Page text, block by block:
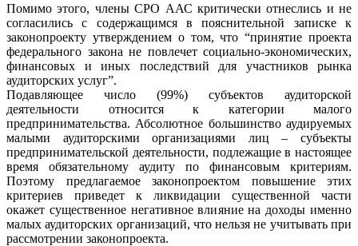
Помимо этого, члены СРО ААС критически отнеслись и не
согласились с содержащимся в пояснительной записке к
законопроекту утверждением о том, что “принятие проекта
федерального закона не повлечет социально-экономических,
финансовых и иных последствий для участников рынка
аудиторских услуг”.
Подавляющее число (99%) субъектов аудиторской
деятельности относится к категории малого
предпринимательства. Абсолютное большинство аудируемых
малыми аудиторскими организациями лиц – субъекты
предпринимательской деятельности, подлежащие в настоящее
время обязательному аудиту по финансовым критериям.
Поэтому предлагаемое законопроектом повышение этих
критериев приведет к ликвидации существенной части
окажет существенное негативное влияние на доходы именно
малых аудиторских организаций, что нельзя не учитывать при
рассмотрении законопроекта.